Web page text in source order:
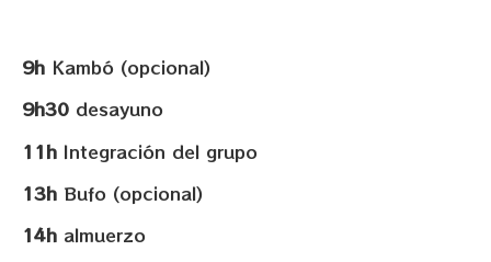
9h Kambó (opcional)
9h30 desayuno
11h Integración del grupo
13h Bufo (opcional)
14h almuerzo